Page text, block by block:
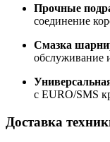
Прочные
соединение
Смазка
обслуживание
с EURO/SMS
Доставка